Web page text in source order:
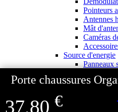
Porte chaussures
37,80 €
Pointeurs
Antennes
Mât
Caméras
Source d'energie
Panneaux
Batteries
Batteries
Stations